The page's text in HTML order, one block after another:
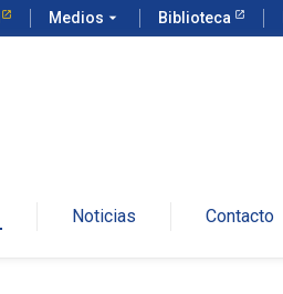
Medios arrow_drop_down Biblioteca
Noticias Contacto